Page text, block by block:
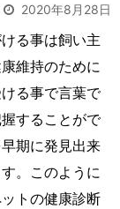
2020年8月28日
る事は飼い主
維持のために
る事で言葉で
することがで
期に発見出来
。このように
トの健康診断